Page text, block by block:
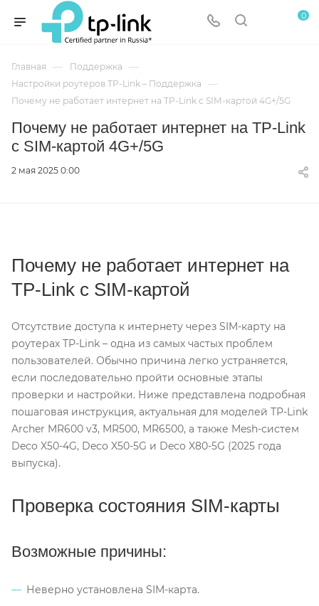
0
Главная — Поддержка —
Настройки роутеров TP-Link – Поддержка —
Почему не работает интернет на TP-Link с SIM-картой 4G+/5G
Почему не работает интернет на TP-Link
с SIM-картой 4G+/5G
2 мая 2025 0:00
Почему не работает интернет на
TP-Link с SIM-картой
Отсутствие доступа к интернету через SIM-карту на
роутерах TP-Link – одна из самых частых проблем
пользователей. Обычно причина легко устраняется,
если последовательно пройти основные этапы
проверки и настройки. Ниже представлена подробная
пошаговая инструкция, актуальная для моделей TP-Link
Archer MR600 v3, MR500, MR6500, а также Mesh-систем
Deco X50-4G, Deco X50-5G и Deco X80-5G (2025 года
выпуска).
Проверка состояния SIM-карты
Возможные причины:
Неверно установлена SIM-карта.